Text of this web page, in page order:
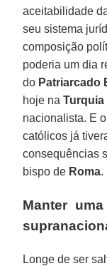
aceitabilidade
seu sistema
composição
poderia um dia
do Patriarcado
hoje naTurquia
nacionalista. E
católicos já
consequências
bispo de Roma.
Manter
Longe de ser